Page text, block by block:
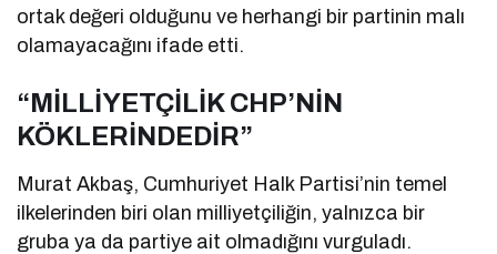
ortak değeri olduğunu ve herhangi bir partinin malı
olamayacağını ifade etti.
“MİLLİYETÇİLİK CHP’NİN
KÖKLERİNDEDİR”
Murat Akbaş, Cumhuriyet Halk Partisi’nin temel
ilkelerinden biri olan milliyetçiliğin, yalnızca bir
gruba ya da partiye ait olmadığını vurguladı.